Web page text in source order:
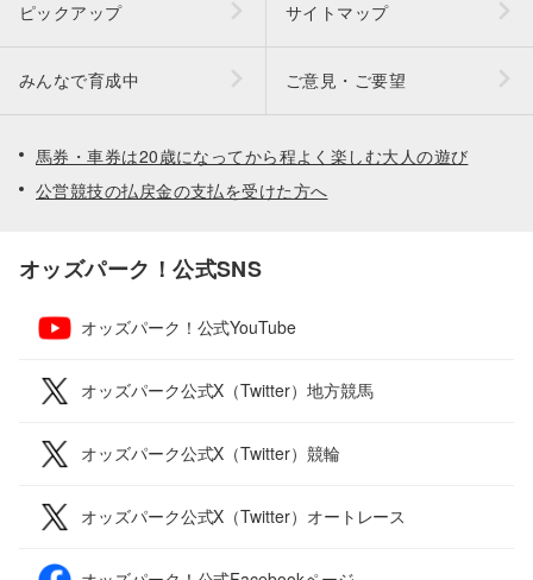
ピックアップ サイトマップ
みんなで育成中 ご意見・ご要望
馬券・車券は20歳になってから程よく楽しむ大人の遊び
公営競技の払戻金の支払を受けた方へ
オッズパーク！公式SNS
オッズパーク！公式YouTube
オッズパーク公式X（Twitter）地方競馬
オッズパーク公式X（Twitter）競輪
オッズパーク公式X（Twitter）オートレース